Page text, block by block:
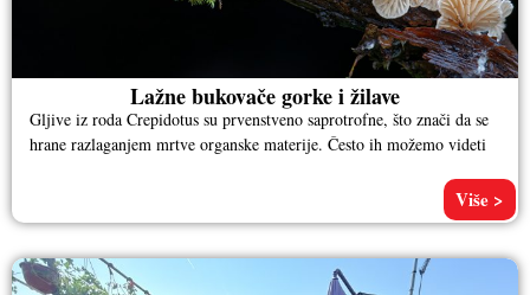
Lažne bukovače gorke i žilave
Gljive iz roda Crepidotus su prvenstveno saprotrofne, što znači da se
hrane razlaganjem mrtve organske materije. Često ih možemo videti
Više >